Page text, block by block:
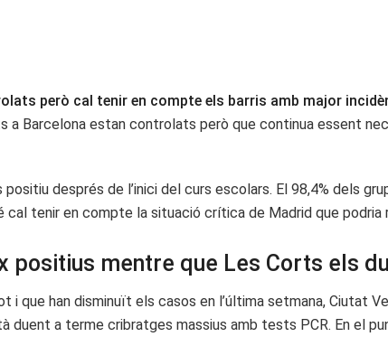
però cal tenir en compte els barris amb major
a Barcelona estan controlats però que continua essent
després de l’inici del curs escolars. El 98,4% dels
tenir en compte la situació crítica de Madrid que podria
positius mentre que Les Corts els
han disminuït els casos en l’última setmana, Ciutat
duent a terme cribratges massius amb tests PCR. En el